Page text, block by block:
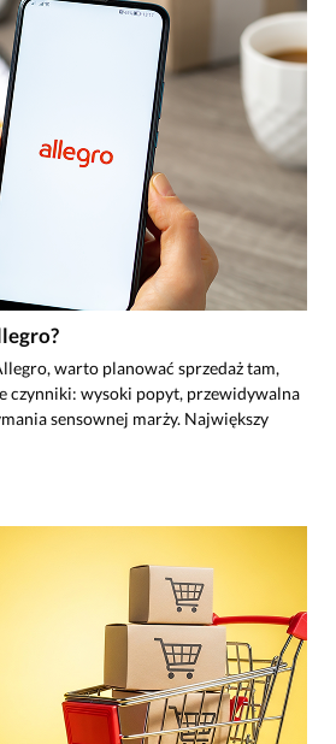
warto planować sprzedaż tam,
czynniki: wysoki popyt, przewidywalna
sensownej marży. Największy